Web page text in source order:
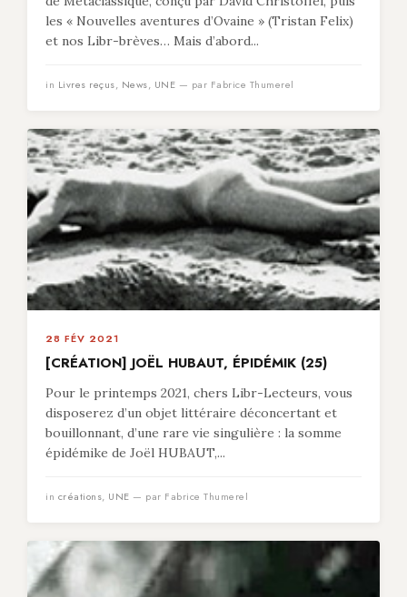
les « Nouvelles aventures d’Ovaine » (Tristan Felix)
et nos Libr-brèves… Mais d’abord...
in Livres reçus, News, UNE — par Fabrice Thumerel
28 FÉV 2021
[CRÉATION] JOËL HUBAUT, ÉPIDÉMIK (25)
Pour le printemps 2021, chers Libr-Lecteurs, vous
disposerez d’un objet littéraire déconcertant et
bouillonnant, d’une rare vie singulière : la somme
épidémike de Joël HUBAUT,...
in créations, UNE — par Fabrice Thumerel